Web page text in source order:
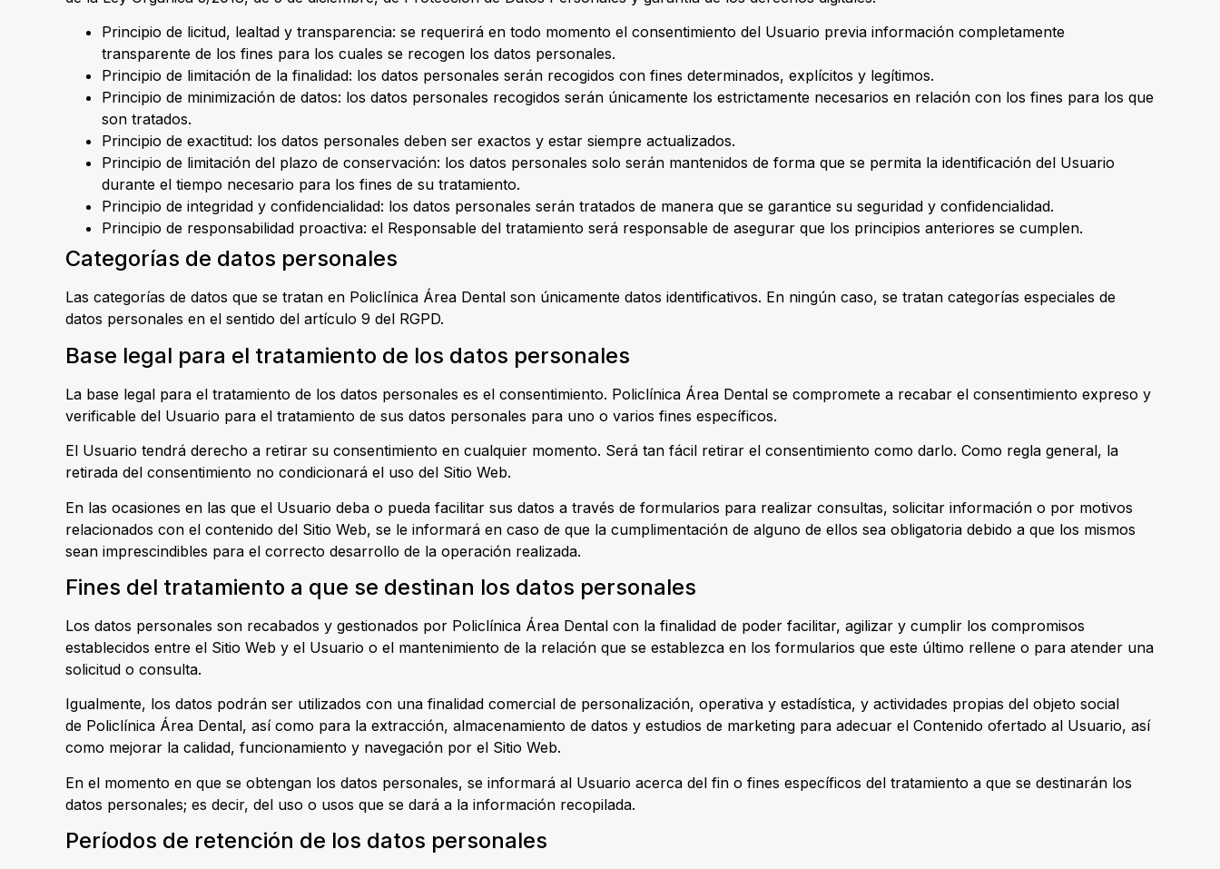
Principio de licitud, lealtad y transparencia: se requerirá en todo momento el consentimiento del Usuario previa información completamente
transparente de los fines para los cuales se recogen los datos personales.
Principio de limitación de la finalidad: los datos personales serán recogidos con fines determinados, explícitos y legítimos.
Principio de minimización de datos: los datos personales recogidos serán únicamente los estrictamente necesarios en relación con los fines para los que
son tratados.
Principio de exactitud: los datos personales deben ser exactos y estar siempre actualizados.
Principio de limitación del plazo de conservación: los datos personales solo serán mantenidos de forma que se permita la identificación del Usuario
durante el tiempo necesario para los fines de su tratamiento.
Principio de integridad y confidencialidad: los datos personales serán tratados de manera que se garantice su seguridad y confidencialidad.
Principio de responsabilidad proactiva: el Responsable del tratamiento será responsable de asegurar que los principios anteriores se cumplen.
Categorías de datos personales
Las categorías de datos que se tratan en Policlínica Área Dental son únicamente datos identificativos. En ningún caso, se tratan categorías especiales de
datos personales en el sentido del artículo 9 del RGPD.
Base legal para el tratamiento de los datos personales
La base legal para el tratamiento de los datos personales es el consentimiento. Policlínica Área Dental se compromete a recabar el consentimiento expreso y
verificable del Usuario para el tratamiento de sus datos personales para uno o varios fines específicos.
El Usuario tendrá derecho a retirar su consentimiento en cualquier momento. Será tan fácil retirar el consentimiento como darlo. Como regla general, la
retirada del consentimiento no condicionará el uso del Sitio Web.
En las ocasiones en las que el Usuario deba o pueda facilitar sus datos a través de formularios para realizar consultas, solicitar información o por motivos
relacionados con el contenido del Sitio Web, se le informará en caso de que la cumplimentación de alguno de ellos sea obligatoria debido a que los mismos
sean imprescindibles para el correcto desarrollo de la operación realizada.
Fines del tratamiento a que se destinan los datos personales
Los datos personales son recabados y gestionados por Policlínica Área Dental con la finalidad de poder facilitar, agilizar y cumplir los compromisos
establecidos entre el Sitio Web y el Usuario o el mantenimiento de la relación que se establezca en los formularios que este último rellene o para atender una
solicitud o consulta.
Igualmente, los datos podrán ser utilizados con una finalidad comercial de personalización, operativa y estadística, y actividades propias del objeto social
de Policlínica Área Dental, así como para la extracción, almacenamiento de datos y estudios de marketing para adecuar el Contenido ofertado al Usuario, así
como mejorar la calidad, funcionamiento y navegación por el Sitio Web.
En el momento en que se obtengan los datos personales, se informará al Usuario acerca del fin o fines específicos del tratamiento a que se destinarán los
datos personales; es decir, del uso o usos que se dará a la información recopilada.
Períodos de retención de los datos personales